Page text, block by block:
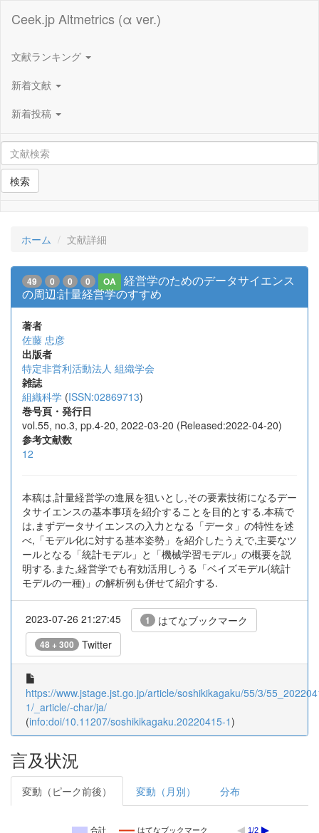
Ceek.jp Altmetrics (α ver.)
文献ランキング
新着文献
新着投稿
検索
ホーム 文献詳細
49 0 0 0 OA
経営学のためのデータサイエンス
の周辺:計量経営学のすすめ
著者
佐藤 忠彦
出版者
特定非営利活動法人 組織学会
雑誌
組織科学 (ISSN:02869713)
巻号頁・発行日
vol.55, no.3, pp.4-20, 2022-03-20 (Released:2022-04-20)
参考文献数
12
本稿は,計量経営学の進展を狙いとし,その要素技術になるデー
タサイエンスの基本事項を紹介することを目的とする.本稿で
は,まずデータサイエンスの入力となる「データ」の特性を述
べ,「モデル化に対する基本姿勢」を紹介したうえで,主要なツ
ールとなる「統計モデル」と「機械学習モデル」の概要を説
明する.また,経営学でも有効活用しうる「ベイズモデル(統計
モデルの一種)」の解析例も併せて紹介する.
2023-07-26 21:27:45 1 はてなブックマーク
48 + 300 Twitter
https://www.jstage.jst.go.jp/article/soshikikagaku/55/3/
1/_article/-char/ja/
(info:doi/10.11207/soshikikagaku.20220415-1)
言及状況
変動（ピーク前後） 変動（月別） 分布
合計 はてなブックマーク 1/2